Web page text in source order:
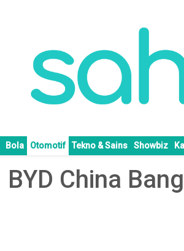
Bola Otomotif Tekno & Sains Showbiz
BYD China